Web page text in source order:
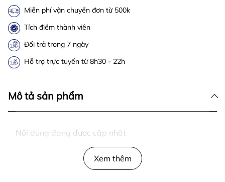
Miễn phí vận chuyển đơn từ 500k
Tích điểm thành viên
Đổi trả trong 7 ngày
Hỗ trợ trực tuyến từ 8h30 - 22h
Mô tả sản phẩm
Nội dung đang được cập nhật
Xem thêm